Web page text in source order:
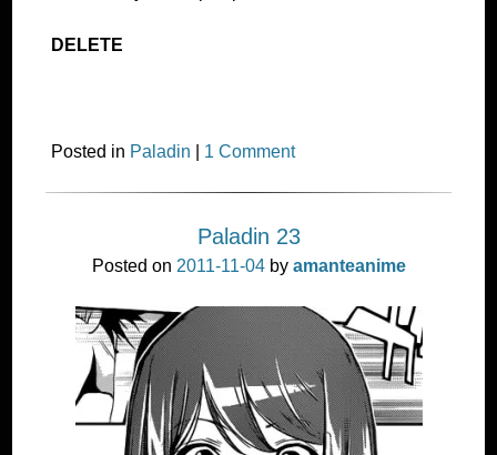
DELETE
Posted in Paladin 1 Comment
Paladin 23
Posted on 2011-11-04by amanteanime